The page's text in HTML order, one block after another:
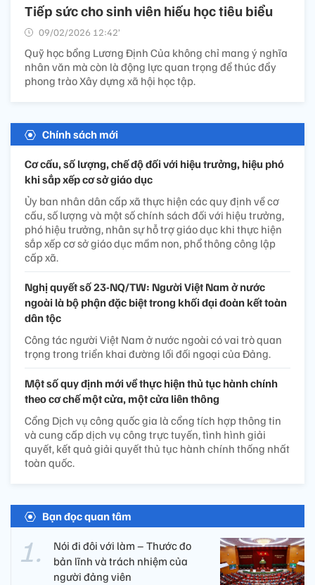
Tiếp sức cho sinh viên hiếu học tiêu biểu
09/02/2026 12:42’
Quỹ học bổng Lương Định Của không chỉ mang ý nghĩa
nhân văn mà còn là động lực quan trọng để thúc đẩy
phong trào Xây dựng xã hội học tập.
Chính sách mới
Cơ cấu, số lượng, chế độ đối với hiệu trưởng, hiệu phó
khi sắp xếp cơ sở giáo dục
Ủy ban nhân dân cấp xã thực hiện các quy định về cơ
cấu, số lượng và một số chính sách đối với hiệu trưởng,
phó hiệu trưởng, nhân sự hỗ trợ giáo dục khi thực hiện
sắp xếp cơ sở giáo dục mầm non, phổ thông công lập
cấp xã.
Nghị quyết số 23-NQ/TW: Người Việt Nam ở nước
ngoài là bộ phận đặc biệt trong khối đại đoàn kết toàn
dân tộc
Công tác người Việt Nam ở nước ngoài có vai trò quan
trọng trong triển khai đường lối đối ngoại của Đảng.
Một số quy định mới về thực hiện thủ tục hành chính
theo cơ chế một cửa, một cửa liên thông
Cổng Dịch vụ công quốc gia là cổng tích hợp thông tin
và cung cấp dịch vụ công trực tuyến, tình hình giải
quyết, kết quả giải quyết thủ tục hành chính thống nhất
toàn quốc.
Bạn đọc quan tâm
Nói đi đôi với làm – Thước đo
bản lĩnh và trách nhiệm của
người đảng viên​